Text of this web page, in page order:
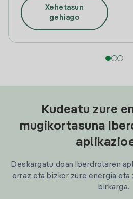
Xehetasun
gehiago
Kudeatu zure
mugikortasuna
Deskargatu doan Iberdrolaren
erraz eta bizkor zure energia eta
birkarga.